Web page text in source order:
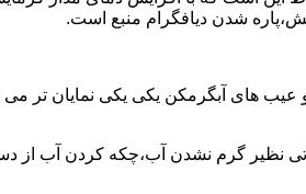
شدن دیافگرام منبع است.
های آبگرمکن یکی یکی نمایان تر
گرم نشدن آب،چکه کردن آب از